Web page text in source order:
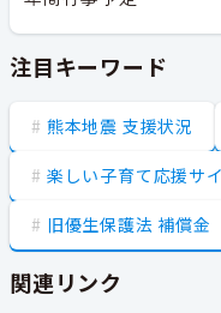
注目キーワード
熊本地震 支援状況
楽しい子育て応援サ
旧優生保護法 補償金
関連リンク